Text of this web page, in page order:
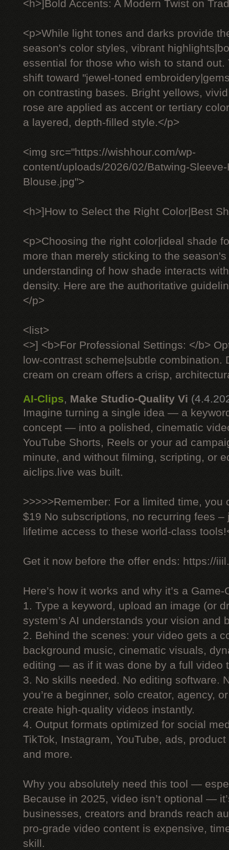
<h>]Bold Accents: A Modern Twist on
<p>While light tones and darks provide
season's color styles, vibrant
essential for those who wish to stand
shift toward "jewel-toned
on contrasting bases. Bright yellows,
rose are applied as accent or tertiary
a layered, depth-filled style.</p>
<img src="https://wishhour.com/wp-
content/uploads/2026/02/Batwing-
Blouse.jpg">
<h>]How to Select the Right Color|Best
<p>Choosing the right color|ideal shade
more than merely sticking to the
understanding of how shade interacts
density. Here are the authoritative
</p>
<list>
<>] <b>For Professional Settings: </b>
low-contrast scheme|subtle combination.
cream on cream offers a crisp,
AI-Clips, Make Studio-Quality Vi
Imagine turning a single idea — a
concept — into a polished, cinematic
YouTube Shorts, Reels or your ad
minute, and without filming, scripting, or
aiclips.live was built.
>>>>>Remember: For a limited time, you
$19 No subscriptions, no recurring fees –
lifetime access to these world-class
Get it now before the offer ends: https://
Here’s how it works and why it’s a Game-
1. Type a keyword, upload an image (or
system’s AI understands your vision and
2. Behind the scenes: your video gets a
background music, cinematic visuals,
editing — as if it was done by a full video
3. No skills needed. No editing software.
you’re a beginner, solo creator, agency,
create high-quality videos instantly.
4. Output formats optimized for social
TikTok, Instagram, YouTube, ads,
and more.
Why you absolutely need this tool —
Because in 2025, video isn’t optional —
businesses, creators and brands reach
pro-grade video content is expensive,
skill.